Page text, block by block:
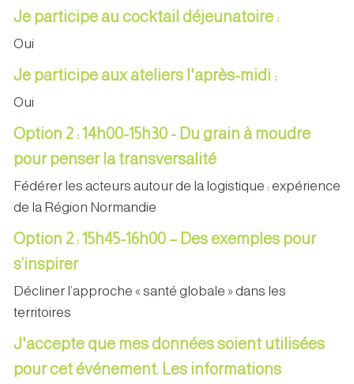
Je participe au cocktail déjeunatoire :
Oui
Je participe aux ateliers l'après-midi :
Oui
Option 2 : 14h00-15h30 - Du grain à moudre
pour penser la transversalité
Fédérer les acteurs autour de la logistique : expérience
de la Région Normandie
Option 2 : 15h45-16h00 – Des exemples pour
s’inspirer
Décliner l’approche « santé globale » dans les
territoires
J'accepte que mes données soient utilisées
pour cet événement. Les informations